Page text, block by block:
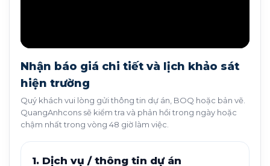
Nhận báo giá chi tiết và lịch khảo sát
hiện trường
Quý khách vui lòng gửi thông tin dự án, BOQ hoặc bản vẽ.
QuangAnhcons sẽ kiểm tra và phản hồi trong ngày hoặc
chậm nhất trong vòng 48 giờ làm việc.
1. Dịch vụ / thông tin dự án